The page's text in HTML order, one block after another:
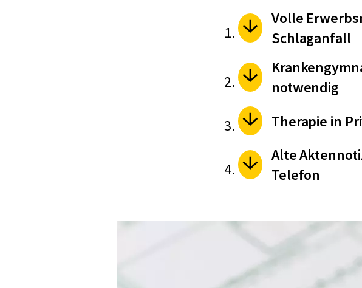
Volle
Schlaganfall
notwendig
Therapie in
Alte
Telefon